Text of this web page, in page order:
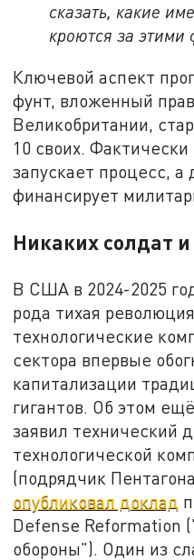
сказать, какие
кроются за этими
Ключевой аспект
фунт, вложенный
Великобритании,
10 своих.
запускает процесс,
финансирует
Никаких солдат
В США в 2024-2025
рода тихая
технологические
сектора впервые
капитализации
гигантов. Об этом
заявил технический
технологической
(подрядчик
опубликовал доклад
Defense Reformation
обороны"). Один из